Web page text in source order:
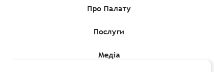
Про Палату
Послуги
Медіа
Гранти, Проєкти, Програми для бізнесу